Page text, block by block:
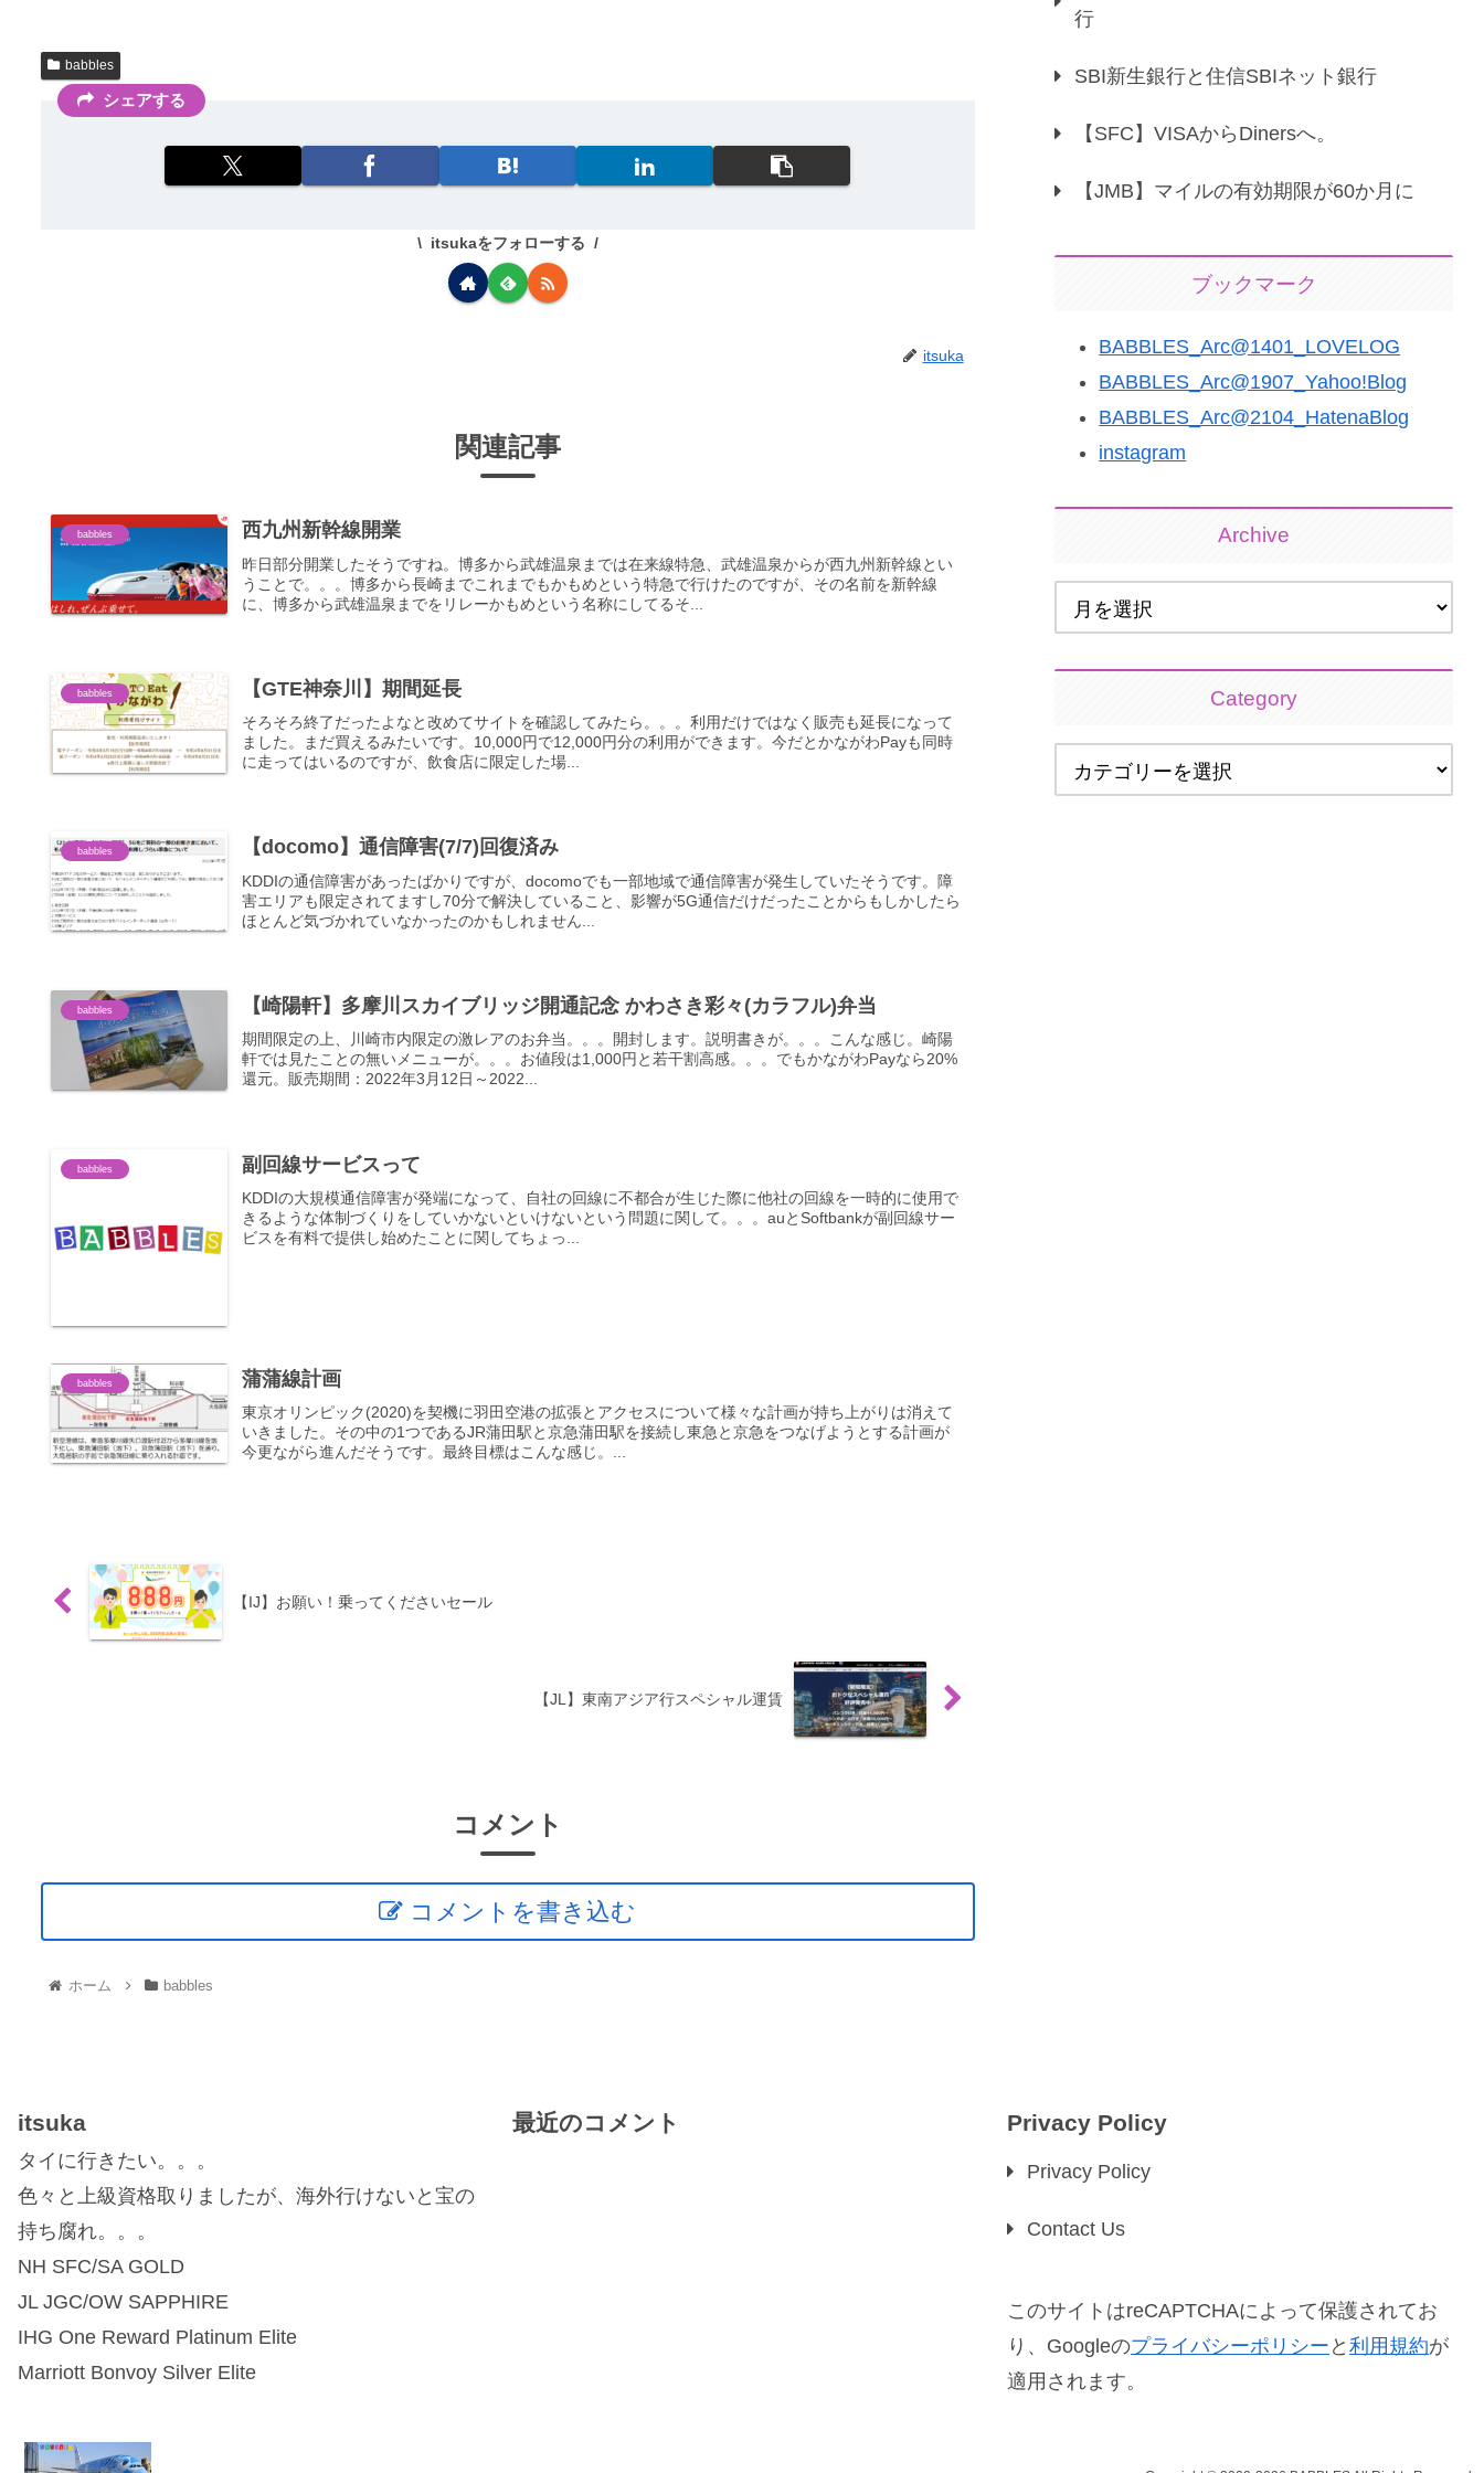
babbles
シェアする
itsukaをフォローする
itsuka
関連記事
babbles 西九州新幹線開業
昨日部分開業したそうですね。博多から武雄温泉までは在来線特急、武雄温泉からが西九州新幹線とい
うことで。。。博多から長崎までこれまでもかもめという特急で行けたのですが、その名前を新幹線
に、博多から武雄温泉までをリレーかもめという名称にしてるそ...
babbles 【GTE神奈川】期間延長
そろそろ終了だったよなと改めてサイトを確認してみたら。。。利用だけではなく販売も延長になって
ました。まだ買えるみたいです。10,000円で12,000円分の利用ができます。今だとかながわPayも同時
に走ってはいるのですが、飲食店に限定した場...
babbles 【docomo】通信障害(7/7)回復済み
KDDIの通信障害があったばかりですが、docomoでも一部地域で通信障害が発生していたそうです。障
害エリアも限定されてますし70分で解決していること、影響が5G通信だけだったことからもしかしたら
ほとんど気づかれていなかったのかもしれません...
babbles 【崎陽軒】多摩川スカイブリッジ開通記念 かわさき彩々(カラフル)弁当
期間限定の上、川崎市内限定の激レアのお弁当。。。開封します。説明書きが。。。こんな感じ。崎陽
軒では見たことの無いメニューが。。。お値段は1,000円と若干割高感。。。でもかながわPayなら20%
還元。販売期間：2022年3月12日～2022...
babbles 副回線サービスって
KDDIの大規模通信障害が発端になって、自社の回線に不都合が生じた際に他社の回線を一時的に使用で
きるような体制づくりをしていかないといけないという問題に関して。。。auとSoftbankが副回線サー
ビスを有料で提供し始めたことに関してちょっ...
babbles 蒲蒲線計画
東京オリンピック(2020)を契機に羽田空港の拡張とアクセスについて様々な計画が持ち上がりは消えて
いきました。その中の1つであるJR蒲田駅と京急蒲田駅を接続し東急と京急をつなげようとする計画が
今更ながら進んだそうです。最終目標はこんな感じ。...
【IJ】お願い！乗ってくださいセール
【JL】東南アジア行スペシャル運賃
コメント
コメントを書き込む
ホーム babbles
行
SBI新生銀行と住信SBIネット銀行
【SFC】VISAからDinersへ。
【JMB】マイルの有効期限が60か月に
ブックマーク
BABBLES_Arc@1401_LOVELOG
BABBLES_Arc@1907_Yahoo!Blog
BABBLES_Arc@2104_HatenaBlog
instagram
Archive
Category
itsuka
タイに行きたい。。。
色々と上級資格取りましたが、海外行けないと宝の
持ち腐れ。。。
NH SFC/SA GOLD
JL JGC/OW SAPPHIRE
IHG One Reward Platinum Elite
Marriott Bonvoy Silver Elite
最近のコメント Privacy Policy
Privacy Policy
Contact Us
このサイトはreCAPTCHAによって保護されてお
り、Googleのプライバシーポリシー と 利用規約が
適用されます。